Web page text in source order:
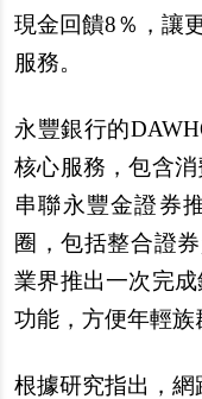
現金回饋8％，讓
服務。
永豐銀行的
核心服務，包含
串聯永豐金證券
圈，包括整合證
業界推出一次完
功能，方便年輕族
根據研究指出，